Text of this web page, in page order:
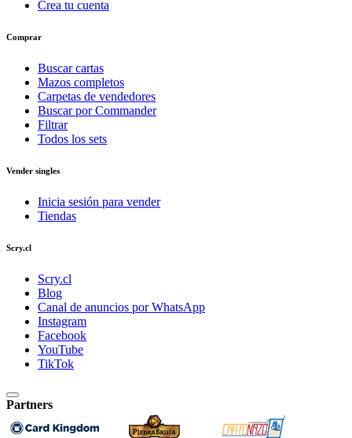
Crea tu cuenta
Comprar
Buscar cartas
Mazos completos
Carpetas de vendedores
Buscar por Commander
Filtrar
Todos los sets
Vender singles
Inicia sesión para vender
Tiendas
Scry.cl
Scry.cl
Blog
Canal de anuncios por WhatsApp
Instagram
Facebook
YouTube
TikTok
Partners